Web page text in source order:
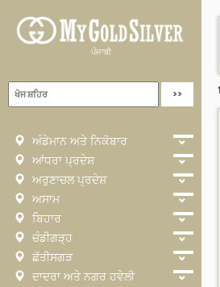
ਪੰਜਾਬੀ
ਅੰਡੇਮਾਨ ਅਤੇ ਨਿਕੋਬਾਰ
ਆਂਧਰਾ ਪ੍ਰਦੇਸ਼
ਅਰੁਣਾਚਲ ਪ੍ਰਦੇਸ਼
ਅਸਾਮ
ਬਿਹਾਰ
ਚੰਡੀਗੜ੍ਹ
ਛੱਤੀਸਗੜ
ਦਾਦਰਾ ਅਤੇ ਨਗਰ ਹਵੇਲੀ